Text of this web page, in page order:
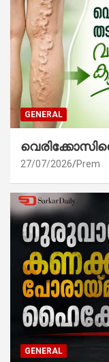
GENERAL
27/07/2026 Prem
GENERAL